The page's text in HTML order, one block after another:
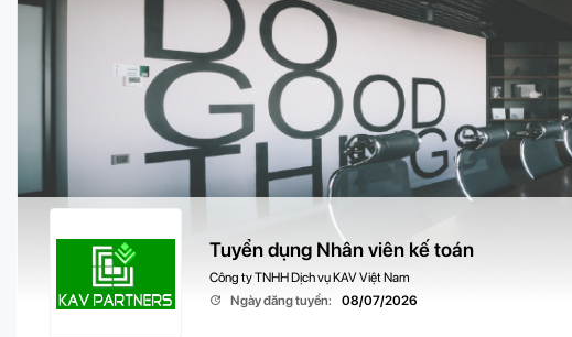
Tuyển dụng Nhân viên kế toán
Công ty TNHH Dịch vụ KAV Việt Nam
Ngày đăng tuyển:
08/07/2026